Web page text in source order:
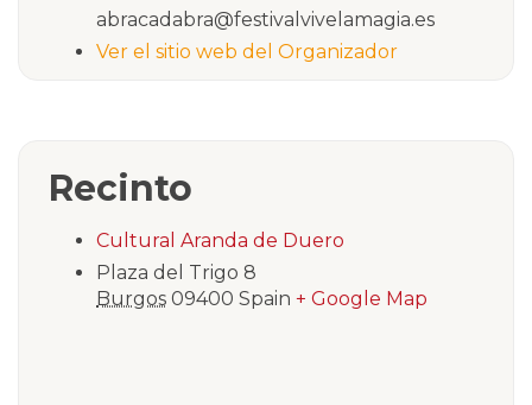
abracadabra@festivalvivelamagia.es
Ver el sitio web del Organizador
Recinto
Cultural Aranda de Duero
Plaza del Trigo 8
Burgos 09400 Spain + Google Map